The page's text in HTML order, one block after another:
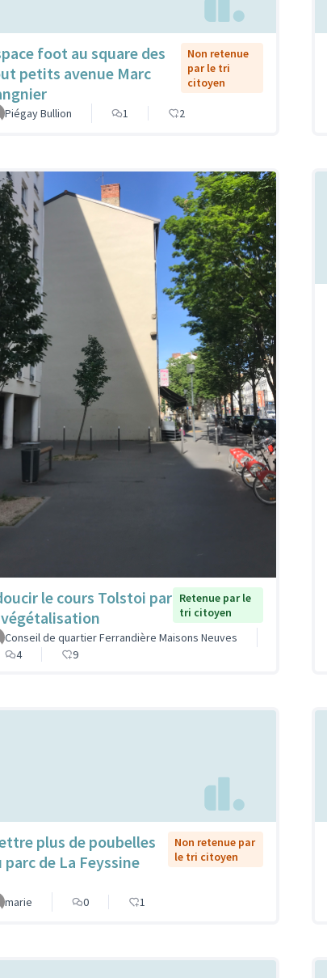
foot au square des
petits avenue Marc
Non retenue
par le tri
citoyen
Piégay Bullion 1 2
le cours Tolstoi par Retenue par le
tri citoyen
Conseil de quartier Ferrandière Maisons Neuves
4
9
plus de poubelles
parc de La Feyssine
Non retenue par
le tri citoyen
marie 0 1